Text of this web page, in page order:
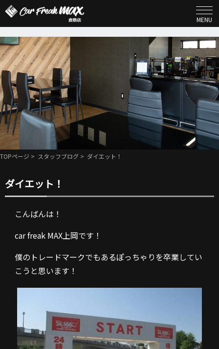
MENU
TOPページ > スタッフブログ > ダイエット！
ダイエット！
こんばんは！
car freak MAX上岡です！
僕のトレードマークでもあるぽっちゃりを卒業してい
こうと思います！